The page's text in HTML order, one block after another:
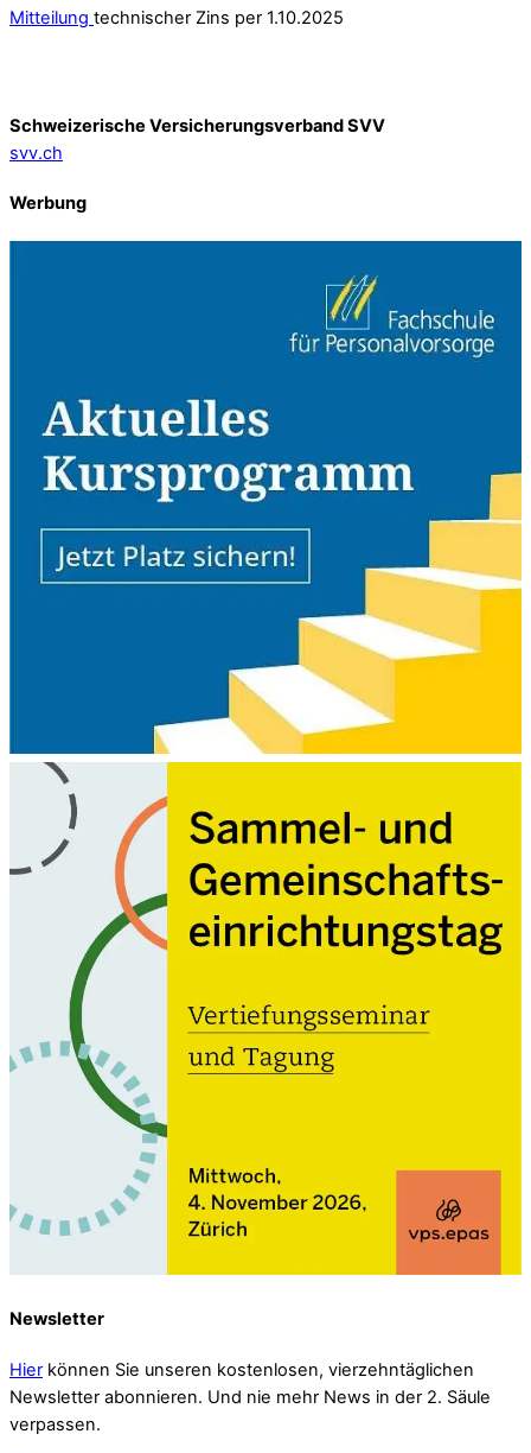
Mitteilung technischer Zins per 1.10.2025
Schweizerische Versicherungsverband SVV
svv.ch
Werbung
Newsletter
Hier können Sie unseren kostenlosen, vierzehntäglichen
Newsletter abonnieren. Und nie mehr News in der 2. Säule
verpassen.